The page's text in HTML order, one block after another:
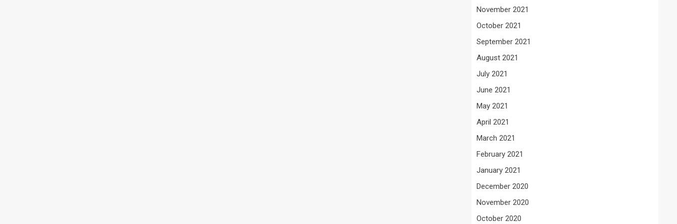
November 2021
October 2021
September 2021
August 2021
July 2021
June 2021
May 2021
April 2021
March 2021
February 2021
January 2021
December 2020
November 2020
October 2020